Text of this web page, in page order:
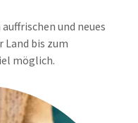
und neues
Land bis zum
möglich.